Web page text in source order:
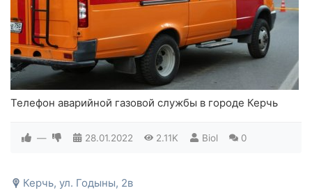
Телефон аварийной газовой службы в городе Керчь
— 28.01.2022 2.11K Biol 0
Керчь, ул. Годыны, 2в